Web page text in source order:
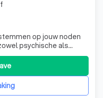
psychische als